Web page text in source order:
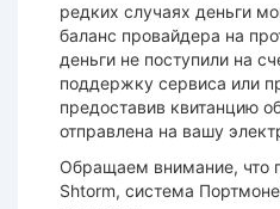
редких случаях деньги
баланс провайдера на
деньги не поступили на
поддержку сервиса или
предоставив квитанцию
отправлена на вашу
Обращаем внимание, что
Shtorm, система